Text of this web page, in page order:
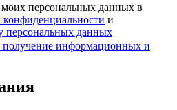
моих персональных данных в
и
персональных данных
получение информационных и